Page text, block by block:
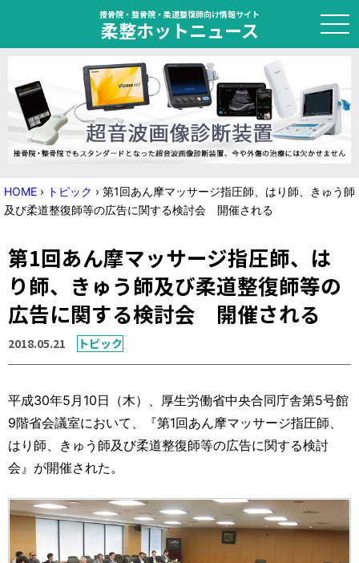
接骨院・整骨院・柔道整復師向け情報サイト
柔整ホットニュース
HOME
トピック
ニュース
国家試験対策
学会・セミナー情報
プライバシーポリシー サイトマップ
運営元 お問い合わせ
HOME › トピック › 第1回あん摩マッサージ指圧師、はり師、きゅう師
及び柔道整復師等の広告に関する検討会 開催される
第1回あん摩マッサージ指圧師、は
り師、きゅう師及び柔道整復師等の
広告に関する検討会 開催される
2018.05.21 トピック
平成30年5月10日（木）、厚生労働省中央合同庁舎第5号館
9階省会議室において、『第1回あん摩マッサージ指圧師、
はり師、きゅう師及び柔道整復師等の広告に関する検討
会』が開催された。